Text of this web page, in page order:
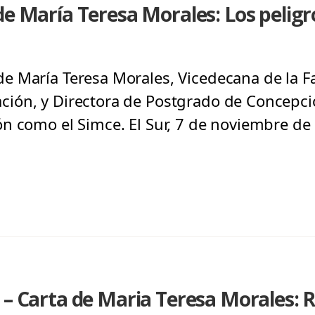
María Teresa Morales: Los
María Teresa Morales, Vicedecana de la
y Directora de Postgrado de
como el Simce. El Sur, 7 de noviembre de
Carta de Maria Teresa Morales: